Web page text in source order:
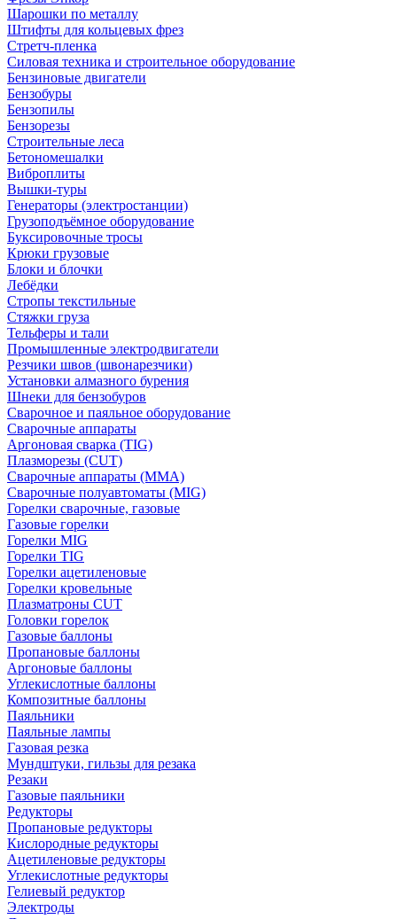
Шарошки по металлу
Штифты для кольцевых фрез
Стретч-пленка
Силовая техника и строительное оборудование
Бензиновые двигатели
Бензобуры
Бензопилы
Бензорезы
Строительные леса
Бетономешалки
Виброплиты
Вышки-туры
Генераторы (электростанции)
Грузоподъёмное оборудование
Буксировочные тросы
Крюки грузовые
Блоки и блочки
Лебёдки
Стропы текстильные
Стяжки груза
Тельферы и тали
Промышленные электродвигатели
Резчики швов (швонарезчики)
Установки алмазного бурения
Шнеки для бензобуров
Сварочное и паяльное оборудование
Сварочные аппараты
Аргоновая сварка (TIG)
Плазморезы (CUT)
Сварочные аппараты (MMA)
Сварочные полуавтоматы (MIG)
Горелки сварочные, газовые
Газовые горелки
Горелки MIG
Горелки TIG
Горелки ацетиленовые
Горелки кровельные
Плазматроны CUT
Головки горелок
Газовые баллоны
Пропановые баллоны
Аргоновые баллоны
Углекислотные баллоны
Композитные баллоны
Паяльники
Паяльные лампы
Газовая резка
Мундштуки, гильзы для резака
Резаки
Газовые паяльники
Редукторы
Пропановые редукторы
Кислородные редукторы
Ацетиленовые редукторы
Углекислотные редукторы
Гелиевый редуктор
Электроды